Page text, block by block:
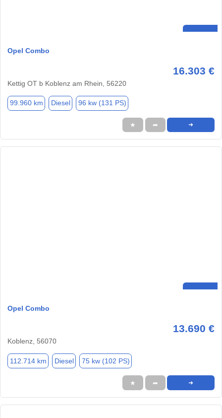
Opel Combo
16.303 €
Kettig OT b Koblenz am Rhein, 56220
99.960 km Diesel 96 kw (131 PS)
★ ➦ ➜
Opel Combo
13.690 €
Koblenz, 56070
112.714 km Diesel 75 kw (102 PS)
★ ➦ ➜